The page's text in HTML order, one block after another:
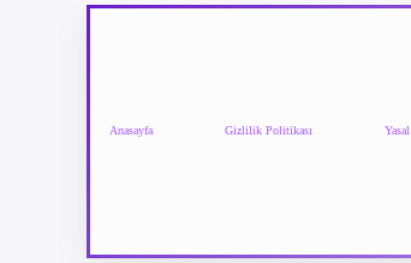
Anasayfa Gizlilik Politikası